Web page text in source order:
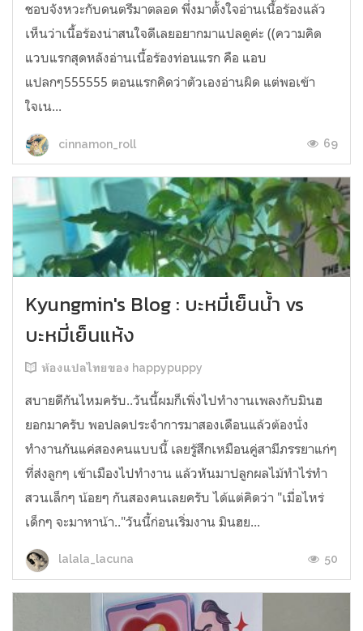
ชอบจังหวะกับดนตรีมาตลอด พึ่งมาตั้งใจอ่านเนื้อร้องแล้ว
เห็นว่าเนื้อร้องน่าสนใจดีเลยอยากมาแปลดูค่ะ ((ความคิด
แวบแรกสุดหลังอ่านเนื้อร้องท่อนแรก คือ แอบ
แปลกๆ555555 ตอนแรกคิดว่าตัวเองอ่านผิด แต่พอเข้า
ใจเน...
cinnamon_roll 69
Kyungmin's Blog : บะหมี่เย็นน้ำ vs
บะหมี่เย็นแห้ง
ห้องแปลไทยของ happypuppy
สบายดีกันไหมครับ..วันนี้ผมก็เพิ่งไปทำงานเพลงกับมินฮ
ยอกมาครับ พอปลดประจำการมาสองเดือนแล้วต้องนั่ง
ทำงานกันแค่สองคนแบบนี้ เลยรู้สึกเหมือนคู่สามีภรรยาแก่ๆ
ที่ส่งลูกๆ เข้าเมืองไปทำงาน แล้วหันมาปลูกผลไม้ทำไร่ทำ
สวนเล็กๆ น้อยๆ กันสองคนเลยครับ ได้แต่คิดว่า "เมื่อไหร่
เด็กๆ จะมาหาน้า.."วันนี้ก่อนเริ่มงาน มินฮย...
lalala_lacuna 50